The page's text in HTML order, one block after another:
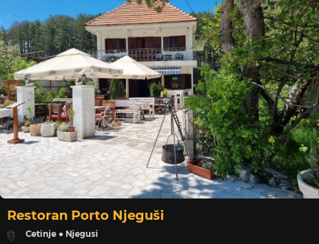
Restoran Porto Njeguši
Cetinje ● Njegusi